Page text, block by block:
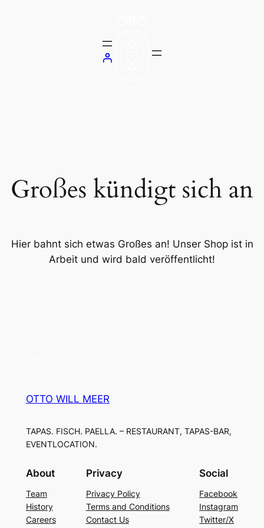
Großes kündigt sich an
Hier bahnt sich etwas Großes an! Unser Shop ist in
Arbeit und wird bald veröffentlicht!
OTTO WILL MEER
TAPAS. FISCH. PAELLA. – RESTAURANT, TAPAS-BAR,
EVENTLOCATION.
About
Team
History
Careers
Privacy
Privacy Policy
Terms and Conditions
Contact Us
Social
Facebook
Instagram
Twitter/X